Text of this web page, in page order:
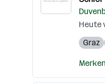
Graz
Merken